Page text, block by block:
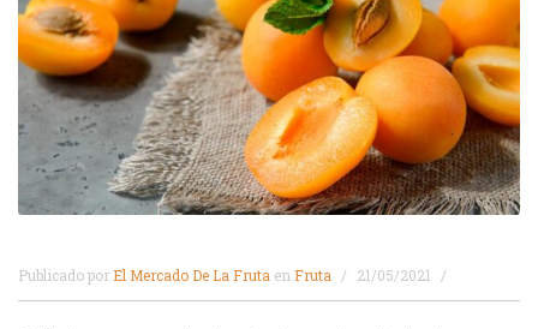
Publicado por El Mercado De La Fruta en Fruta 21/05/2021